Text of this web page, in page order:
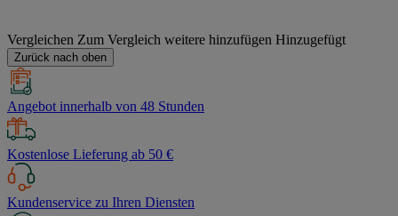
Vergleichen Zum Vergleich weitere hinzufügen Hinzugefügt
Zurück nach oben
Angebot innerhalb von 48 Stunden
Kostenlose Lieferung ab 50 €
Kundenservice zu Ihren Diensten